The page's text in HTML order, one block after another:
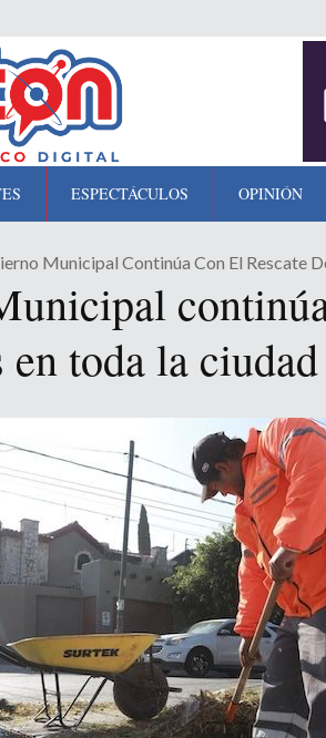
ESPECTÁCULOS OPINIÓN
Municipal Continúa Con El Rescate
en toda la ciudad